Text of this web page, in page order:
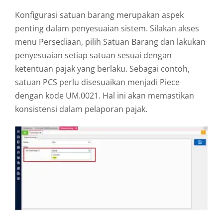
Konfigurasi satuan barang merupakan aspek
penting dalam penyesuaian sistem. Silakan akses
menu Persediaan, pilih Satuan Barang dan lakukan
penyesuaian setiap satuan sesuai dengan
ketentuan pajak yang berlaku. Sebagai contoh,
satuan PCS perlu disesuaikan menjadi Piece
dengan kode UM.0021. Hal ini akan memastikan
konsistensi dalam pelaporan pajak.